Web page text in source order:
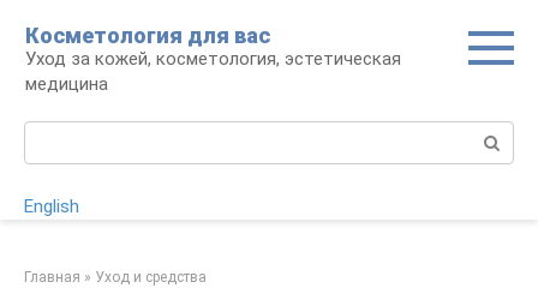
контенту
Косметология для вас
Уход за кожей, косметология, эстетическая
медицина
English
Главная » Уход и средства